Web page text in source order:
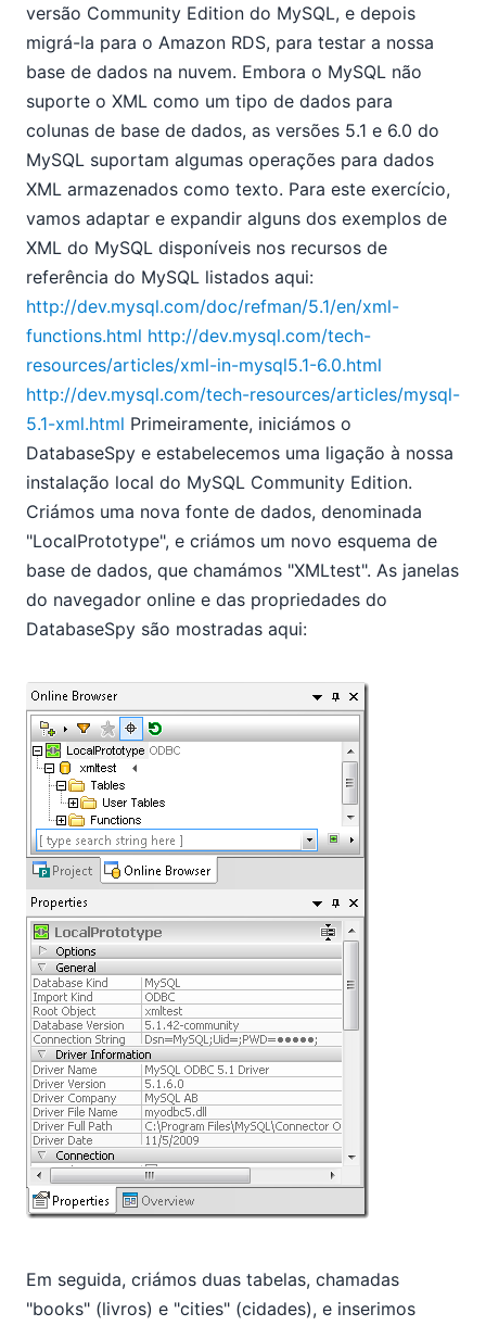
versão Community Edition do MySQL, e depois
migrá-la para o Amazon RDS, para testar a nossa
base de dados na nuvem. Embora o MySQL não
suporte o XML como um tipo de dados para
colunas de base de dados, as versões 5.1 e 6.0 do
MySQL suportam algumas operações para dados
XML armazenados como texto. Para este exercício,
vamos adaptar e expandir alguns dos exemplos de
XML do MySQL disponíveis nos recursos de
referência do MySQL listados aqui:
http://dev.mysql.com/doc/refman/5.1/en/xml-
functions.html http://dev.mysql.com/tech-
resources/articles/xml-in-mysql5.1-6.0.html
http://dev.mysql.com/tech-resources/articles/mysql-
5.1-xml.html Primeiramente, iniciámos o
DatabaseSpy e estabelecemos uma ligação à nossa
instalação local do MySQL Community Edition.
Criámos uma nova fonte de dados, denominada
"LocalPrototype", e criámos um novo esquema de
base de dados, que chamámos "XMLtest". As janelas
do navegador online e das propriedades do
DatabaseSpy são mostradas aqui:
Em seguida, criámos duas tabelas, chamadas
"books" (livros) e "cities" (cidades), e inserimos